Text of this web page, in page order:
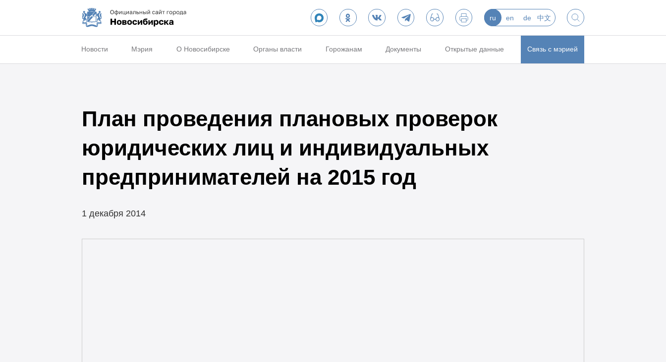
ru en de 中文
Новости Мэрия О Новосибирске Органы власти Горожанам Документы Открытые данные Связь с мэрией
План проведения плановых проверок
юридических лиц и индивидуальных
предпринимателей на 2015 год
1 декабря 2014